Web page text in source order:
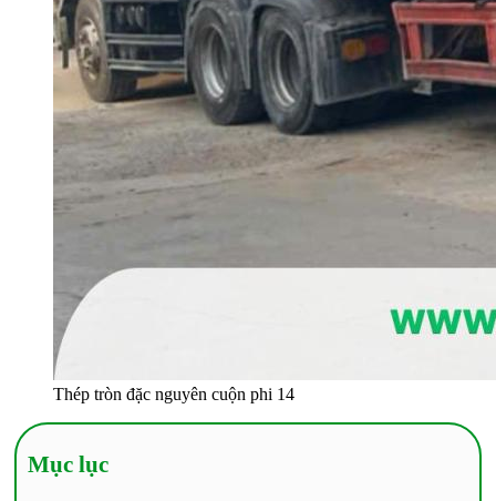
Thép tròn đặc nguyên cuộn phi 14
Mục lục